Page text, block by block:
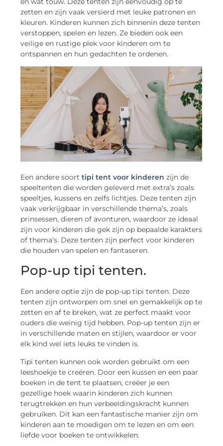
zetten en zijn vaak versierd met leuke patronen en
kleuren. Kinderen kunnen zich binnenin deze tenten
verstoppen, spelen en lezen. Ze bieden ook een
veilige en rustige plek voor kinderen om te
ontspannen en hun gedachten te ordenen.
Een andere soorttipi tent voor kinderen zijn de
speeltenten die worden geleverd met extra’s zoals
speeltjes, kussens en zelfs lichtjes. Deze tenten zijn
vaak verkrijgbaar in verschillende thema’s, zoals
prinsessen, dieren of avonturen, waardoor ze ideaal
zijn voor kinderen die gek zijn op bepaalde karakters
of thema’s. Deze tenten zijn perfect voor kinderen
die houden van spelen en fantaseren.
Pop-up tipi tenten.
Een andere optie zijn de pop-up tipi tenten. Deze
tenten zijn ontworpen om snel en gemakkelijk op te
zetten en af te breken, wat ze perfect maakt voor
ouders die weinig tijd hebben. Pop-up tenten zijn er
in verschillende maten en stijlen, waardoor er voor
elk kind wel iets leuks te vinden is.
Tipi tenten kunnen ook worden gebruikt om een ​​
leeshoekje te creëren. Door een kussen en een paar
boeken in de tent te plaatsen, creëer je een
gezellige hoek waarin kinderen zich kunnen
terugtrekken en hun verbeeldingskracht kunnen
gebruiken. Dit kan een fantastische manier zijn om
kinderen aan te moedigen om te lezen en om een ​​
liefde voor boeken te ontwikkelen.